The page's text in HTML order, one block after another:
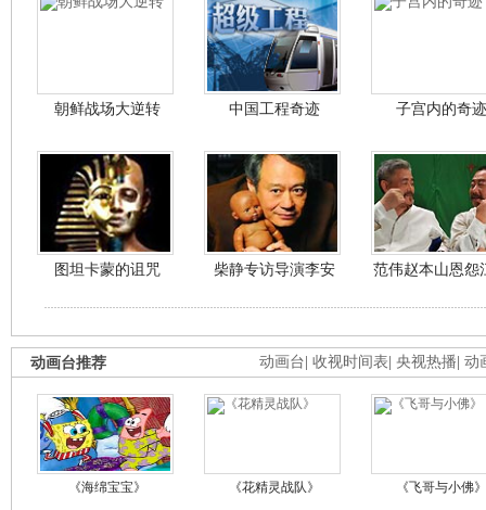
朝鲜战场大逆转 中国工程奇迹 子宫内的奇迹
图坦卡蒙的诅咒 柴静专访导演李安 范伟赵本山恩怨
动画台 收视时间表 央视热播 动
动画台推荐
《海绵宝宝》 《花精灵战队》 《飞哥与小佛》